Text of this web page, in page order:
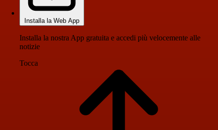
Installa la Web App
Installa la nostra App gratuita e accedi più velocemente alle
notizie
Tocca